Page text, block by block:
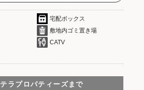
宅配ボックス
敷地内ゴミ置き場
CATV
ラプロパティーズまで